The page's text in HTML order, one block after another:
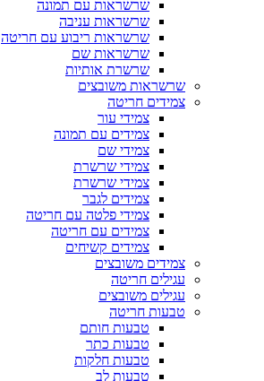
שרשראות עם תמונה
שרשראות עניבה
שרשראות ריבוע עם חריטה
שרשראות שם
שרשרת אותיות
שרשראות משובצים
צמידים חריטה
צמידי עור
צמידים עם תמונה
צמידי שם
צמידי שרשרת
צמידי שרשרת
צמידים לגבר
צמידי פלטה עם חריטה
צמידים עם חריטה
צמידים קשיחים
צמידים משובצים
עגילים חריטה
עגילים משובצים
טבעות חריטה
טבעות חותם
טבעות כתר
טבעות חלקות
טבעות לב